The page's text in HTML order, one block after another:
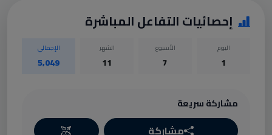
إحصائيات التفاعل المباشرة
اليوم
1
الأسبوع
7
الشهر
11
الإجمالي
5,049
مشاركة سريعة
مشاركة